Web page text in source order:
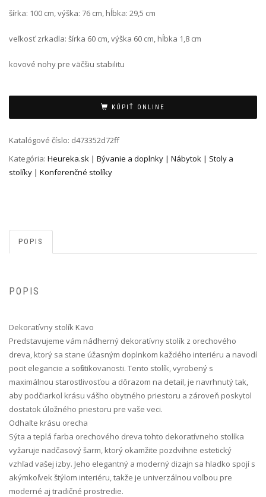
šírka: 100 cm, výška: 76 cm, hĺbka: 29,5 cm
veľkosť zrkadla: šírka 60 cm, výška 60 cm, hĺbka 1,8 cm
kovové nohy pre väčšiu stabilitu
KÚPIŤ ONLINE
Katalógové číslo: d473352d72ff
Kategória: Heureka.sk | Bývanie a doplnky | Nábytok | Stoly a
stolíky | Konferenčné stolíky
POPIS
POPIS
Dekoratívny stolík Kavo
Predstavujeme vám nádherný dekoratívny stolík z orechového
dreva, ktorý sa stane úžasným doplnkom každého interiéru a navodí
pocit elegancie a sofistikovanosti. Tento stolík, vyrobený s
maximálnou starostlivosťou a dôrazom na detail, je navrhnutý tak,
aby podčiarkol krásu vášho obytného priestoru a zároveň poskytol
dostatok úložného priestoru pre vaše veci.
Odhaľte krásu orecha
Sýta a teplá farba orechového dreva tohto dekoratívneho stolíka
vyžaruje nadčasový šarm, ktorý okamžite pozdvihne estetický
vzhľad vašej izby. Jeho elegantný a moderný dizajn sa hladko spojí s
akýmkoľvek štýlom interiéru, takže je univerzálnou voľbou pre
moderné aj tradičné prostredie.